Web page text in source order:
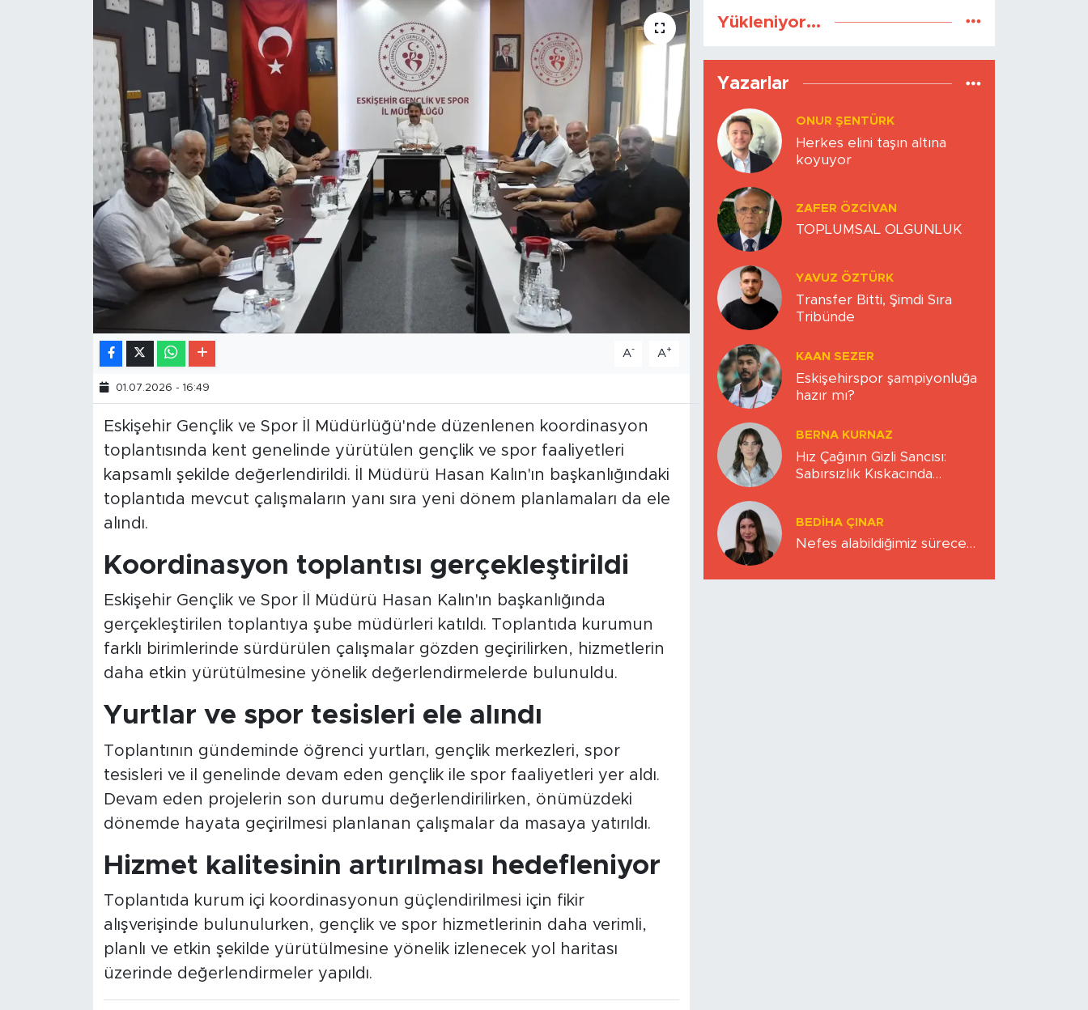
A- A+
01.07.2026 - 16:49
Eskişehir Gençlik ve Spor İl Müdürlüğü'nde düzenlenen koordinasyon
toplantısında kent genelinde yürütülen gençlik ve spor faaliyetleri
kapsamlı şekilde değerlendirildi. İl Müdürü Hasan Kalın'ın başkanlığındaki
toplantıda mevcut çalışmaların yanı sıra yeni dönem planlamaları da ele
alındı.
Koordinasyon toplantısı gerçekleştirildi
Eskişehir Gençlik ve Spor İl Müdürü Hasan Kalın'ın başkanlığında
gerçekleştirilen toplantıya şube müdürleri katıldı. Toplantıda kurumun
farklı birimlerinde sürdürülen çalışmalar gözden geçirilirken, hizmetlerin
daha etkin yürütülmesine yönelik değerlendirmelerde bulunuldu.
Yurtlar ve spor tesisleri ele alındı
Toplantının gündeminde öğrenci yurtları, gençlik merkezleri, spor
tesisleri ve il genelinde devam eden gençlik ile spor faaliyetleri yer aldı.
Devam eden projelerin son durumu değerlendirilirken, önümüzdeki
dönemde hayata geçirilmesi planlanan çalışmalar da masaya yatırıldı.
Hizmet kalitesinin artırılması hedefleniyor
Toplantıda kurum içi koordinasyonun güçlendirilmesi için fikir
alışverişinde bulunulurken, gençlik ve spor hizmetlerinin daha verimli,
planlı ve etkin şekilde yürütülmesine yönelik izlenecek yol haritası
üzerinde değerlendirmeler yapıldı.
Yükleniyor...
Yazarlar
ONUR ŞENTÜRK
Herkes elini taşın altına
koyuyor
ZAFER ÖZCIVAN
TOPLUMSAL OLGUNLUK
YAVUZ ÖZTÜRK
Transfer Bitti, Şimdi Sıra
Tribünde
KAAN SEZER
Eskişehirspor şampiyonluğa
hazır mı?
BERNA KURNAZ
Hız Çağının Gizli Sancısı:
Sabırsızlık Kıskacında
BEDIHA ÇINAR
Nefes alabildiğimiz sürece…